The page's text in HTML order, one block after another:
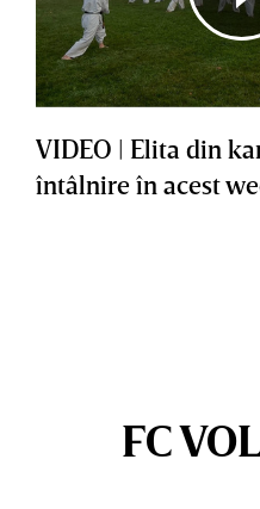
VIDEO | Elita din
întâlnire în acest
FC